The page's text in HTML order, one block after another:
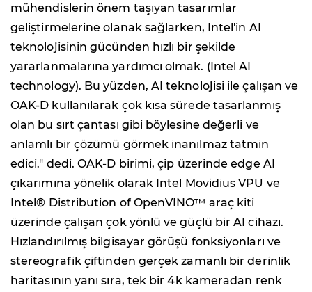
mühendislerin önem taşıyan tasarımlar
geliştirmelerine olanak sağlarken, Intel'in AI
teknolojisinin gücünden hızlı bir şekilde
yararlanmalarına yardımcı olmak. (Intel AI
technology). Bu yüzden, AI teknolojisi ile çalışan ve
OAK-D kullanılarak çok kısa sürede tasarlanmış
olan bu sırt çantası gibi böylesine değerli ve
anlamlı bir çözümü görmek inanılmaz tatmin
edici." dedi. OAK-D birimi, çip üzerinde edge AI
çıkarımına yönelik olarak Intel Movidius VPU ve
Intel® Distribution of OpenVINO™ araç kiti
üzerinde çalışan çok yönlü ve güçlü bir AI cihazı.
Hızlandırılmış bilgisayar görüşü fonksiyonları ve
stereografik çiftinden gerçek zamanlı bir derinlik
haritasının yanı sıra, tek bir 4k kameradan renk